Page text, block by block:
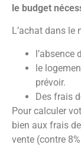
le budget
L’achat dans
l’absence
le
prévoir.
Des frais
Pour calculer
bien aux frais
vente (contre